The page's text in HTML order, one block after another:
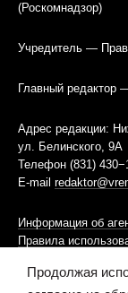
(Роскомнадзор)
Учредитель —
Главный редактор
Адрес редакции:
ул. Белинского, 9А
Телефон (831)
E-mail
Информация об
Правила
Информационная
Продолжая